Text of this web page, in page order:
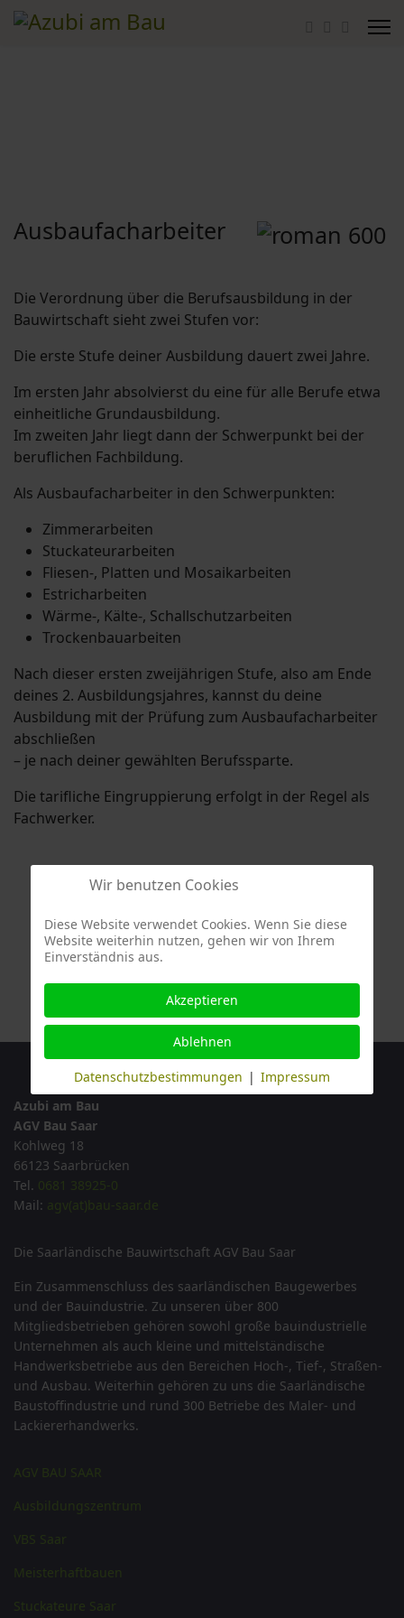
Ausbaufacharbeiter
Die Verordnung über die Berufsausbildung in der
Bauwirtschaft sieht zwei Stufen vor:
Die erste Stufe deiner Ausbildung dauert zwei Jahre.
Im ersten Jahr absolvierst du eine für alle Berufe etwa
einheitliche Grundausbildung.
Im zweiten Jahr liegt dann der Schwerpunkt bei der
beruflichen Fachbildung.
Als Ausbaufacharbeiter in den Schwerpunkten:
Zimmerarbeiten
Stuckateurarbeiten
Fliesen-, Platten und Mosaikarbeiten
Estricharbeiten
Wärme-, Kälte-, Schallschutzarbeiten
Trockenbauarbeiten
Nach dieser ersten zweijährigen Stufe, also am Ende
deines 2. Ausbildungsjahres, kannst du deine
Ausbildung mit der Prüfung zum Ausbaufacharbeiter
abschließen
– je nach deiner gewählten Berufssparte.
Die tarifliche Eingruppierung erfolgt in der Regel als
Fachwerker.
Azubi am Bau
AGV Bau Saar
Kohlweg 18
66123 Saarbrücken
Tel. 0681 38925-0
Mail: agv(at)bau-saar.de
Die Saarländische Bauwirtschaft AGV Bau Saar
Ein Zusammenschluss des saarländischen Baugewerbes
und der Bauindustrie. Zu unseren über 800
Mitgliedsbetrieben gehören sowohl große bauindustrielle
Unternehmen als auch kleine und mittelständische
Handwerksbetriebe aus den Bereichen Hoch-, Tief-, Straßen-
und Ausbau. Weiterhin gehören zu uns die Saarländische
Baustoffindustrie und rund 300 Betriebe des Maler- und
Lackiererhandwerks.
AGV BAU SAAR
Ausbildungszentrum
VBS Saar
Meisterhaftbauen
Stuckateure Saar
Wir benutzen Cookies
Diese Website verwendet Cookies. Wenn Sie diese
Website weiterhin nutzen, gehen wir von Ihrem
Einverständnis aus.
Akzeptieren
Ablehnen
Datenschutzbestimmungen | Impressum